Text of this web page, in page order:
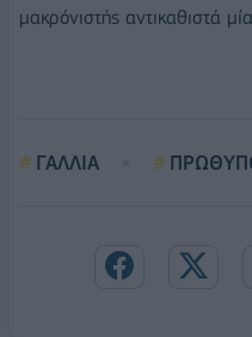
μακρόνιστής αντικαθιστά
ΓΑΛΛΙΑ